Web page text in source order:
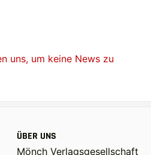
News zu
ÜBER UNS
Mönch Verlagsgesellschaft